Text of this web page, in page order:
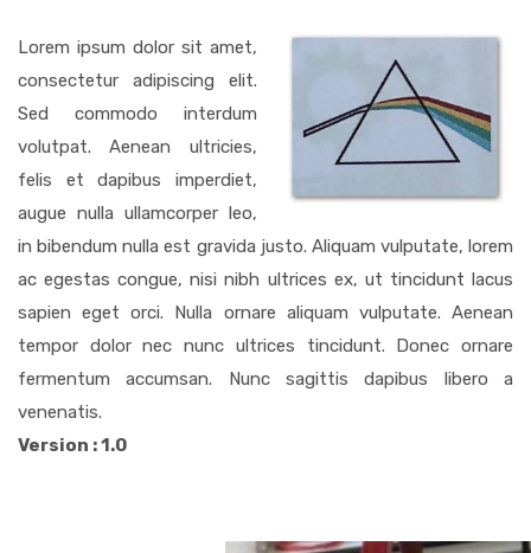
Lorem ipsum dolor sit amet,
consectetur adipiscing elit.
Sed commodo interdum
volutpat. Aenean ultricies,
felis et dapibus imperdiet,
augue nulla ullamcorper leo,
in bibendum nulla est gravida justo. Aliquam vulputate, lorem
ac egestas congue, nisi nibh ultrices ex, ut tincidunt lacus
sapien eget orci. Nulla ornare aliquam vulputate. Aenean
tempor dolor nec nunc ultrices tincidunt. Donec ornare
fermentum accumsan. Nunc sagittis dapibus libero a
venenatis.
Version : 1.0